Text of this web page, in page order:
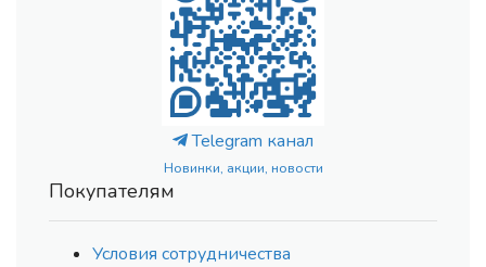
Telegram канал
Новинки, акции, новости
Покупателям
Условия сотрудничества